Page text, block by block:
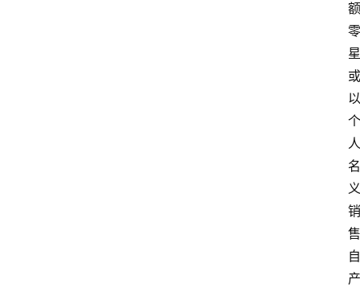
额
零
星
或
以
个
人
名
义
销
售
自
产